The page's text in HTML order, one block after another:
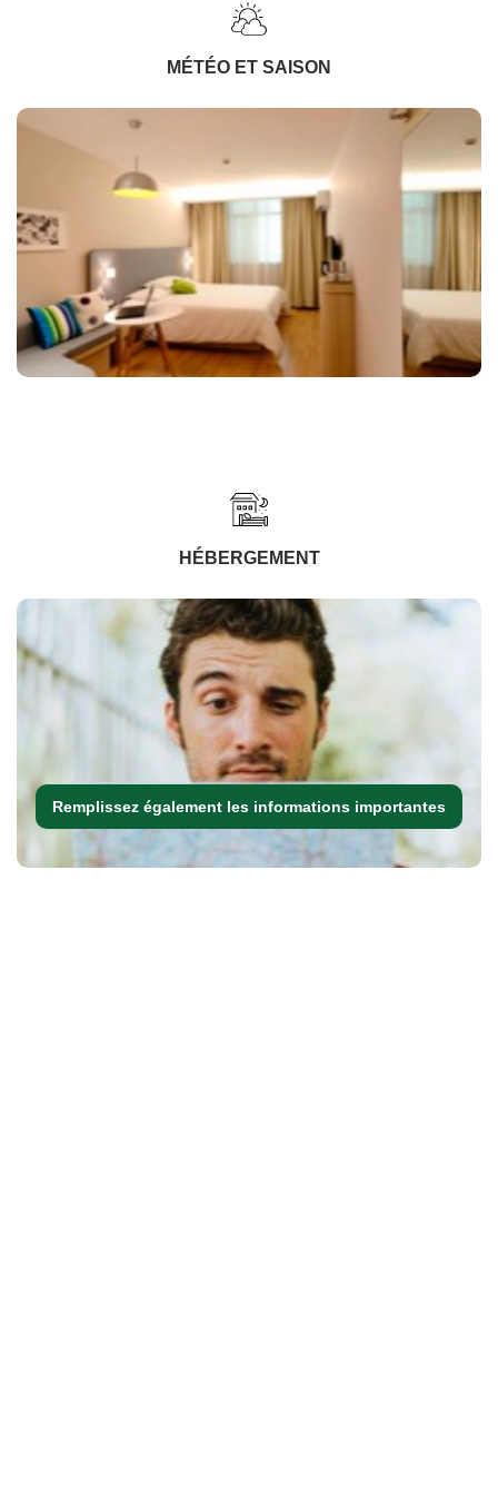
MÉTÉO ET SAISON
HÉBERGEMENT
Remplissez également les informations importantes